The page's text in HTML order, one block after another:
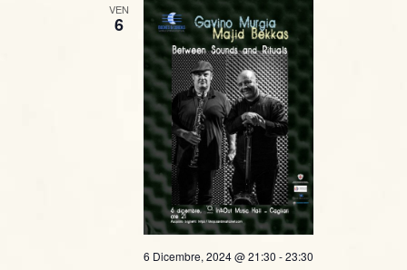
VEN
6
6 Dicembre, 2024 @ 21:30 -23:30